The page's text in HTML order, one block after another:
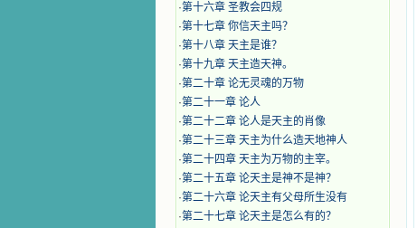
·第十六章 圣教会四规
·第十七章 你信天主吗？
·第十八章 天主是谁？
·第十九章 天主造天神。
·第二十章 论无灵魂的万物
·第二十一章 论人
·第二十二章 论人是天主的肖像
·第二十三章 天主为什么造天地神人
·第二十四章 天主为万物的主宰。
·第二十五章 论天主是神不是神？
·第二十六章 论天主有父母所生没有
·第二十七章 论天主是怎么有的？